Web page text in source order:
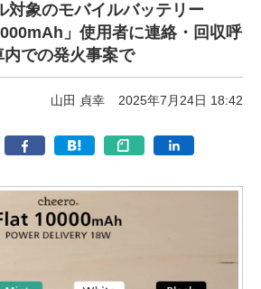
対象のモバイルバッテリー
」使用者に連絡・回収呼
での発火事案で
山田 貞幸 2025年7月24日 18:42